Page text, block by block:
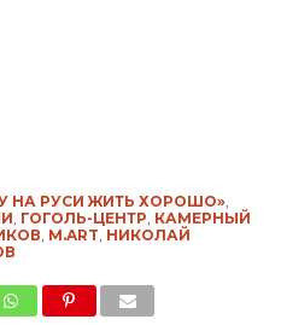
НА РУСИ ЖИТЬ ХОРОШО»,
, ГОГОЛЬ-ЦЕНТР, КАМЕРНЫЙ
, М.ART, НИКОЛАЙ